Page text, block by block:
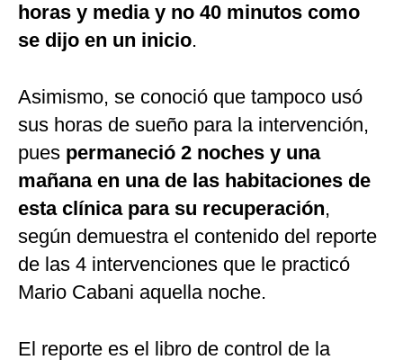
horas y media y no 40 minutos como
se dijo en un inicio.
Asimismo, se conoció que tampoco usó
sus horas de sueño para la intervención,
pues permaneció 2 noches y una
mañana en una de las habitaciones de
esta clínica para su recuperación,
según demuestra el contenido del reporte
de las 4 intervenciones que le practicó
Mario Cabani aquella noche.
El reporte es el libro de control de la